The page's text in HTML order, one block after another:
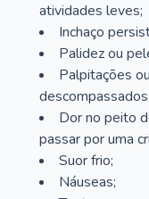
atividades leves;
Inchaço
Palidez ou
Palpitações
descompassados;
Dor no peito
passar por uma
Suor frio;
Náuseas;